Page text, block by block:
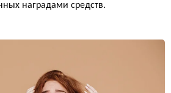
наградами средств.